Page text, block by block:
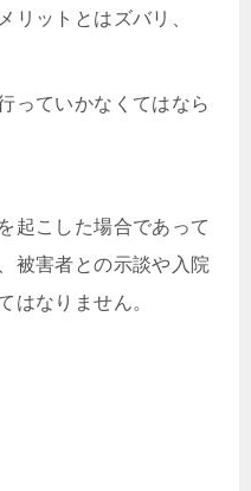
リットとはズバリ、
っていかなくてはなら
起こした場合であって
被害者との示談や入院
はなりません。